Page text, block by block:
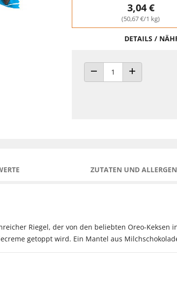
3,04 €
(50,67 €/1 kg)
DETAILS /
ANZAHL VERRINGERN
ANZAHL
ZUTATEN UND
Riegel, der von den beliebten Oreo-
getoppt wird. Ein Mantel aus